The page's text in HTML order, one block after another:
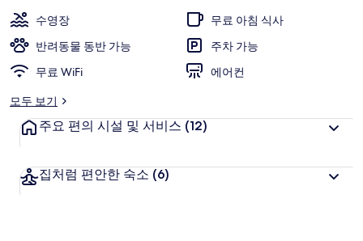
밸
리
의
수영장
무료 아침 식사
반려동물 동반 가능
주차 가능
무료 WiFi
에어컨
모두 보기
주요 편의 시설 및 서비스 (12)
집처럼 편안한 숙소 (6)